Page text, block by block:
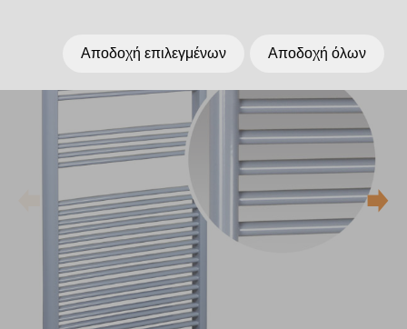
Αποδοχή επιλεγμένων Αποδοχή όλων